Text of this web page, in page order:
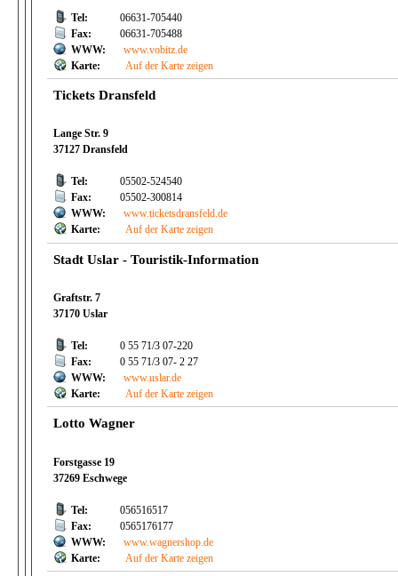
Tel:
06631-705440
Fax:
06631-705488
WWW:
www.vobitz.de
Karte:
Auf der Karte zeigen
Tickets Dransfeld
Lange Str. 9
37127 Dransfeld
Tel:
05502-524540
Fax:
05502-300814
WWW:
www.ticketsdransfeld.de
Karte:
Auf der Karte zeigen
Stadt Uslar - Touristik-Information
Graftstr. 7
37170 Uslar
Tel:
0 55 71/3 07-220
Fax:
0 55 71/3 07- 2 27
WWW:
www.uslar.de
Karte:
Auf der Karte zeigen
Lotto Wagner
Forstgasse 19
37269 Eschwege
Tel:
056516517
Fax:
0565176177
WWW:
www.wagnershop.de
Karte:
Auf der Karte zeigen